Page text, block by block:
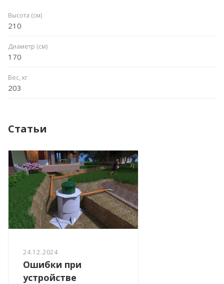
Высота (см)
210
Диаметр (см)
170
Вес, кг
203
Статьи
24.12.2024
Ошибки при
устройстве